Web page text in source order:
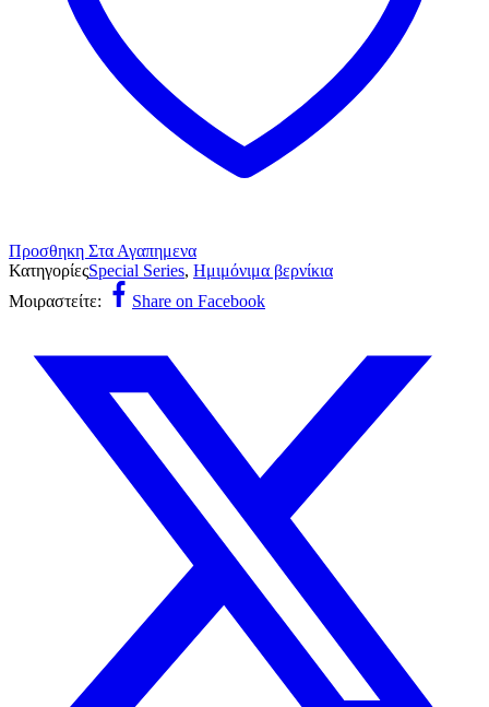
Προσθηκη Στα Αγαπημενα
ΚατηγορίεςSpecial Series, Ημιμόνιμα βερνίκια
Μοιραστείτε:
Share on Facebook